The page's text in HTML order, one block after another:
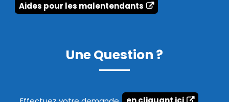
Aides pour les malentendants
Une Question ?